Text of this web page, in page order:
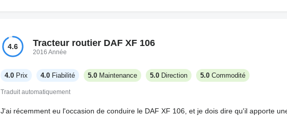
4.6 Tracteur routier DAF XF 106
2016 Année
4.0 Prix 4.0 Fiabilité 5.0 Maintenance 5.0 Direction 5.0 Commodité
Traduit automatiquement
J'ai récemment eu l'occasion de conduire le DAF XF 106, et je dois dire qu'il apporte